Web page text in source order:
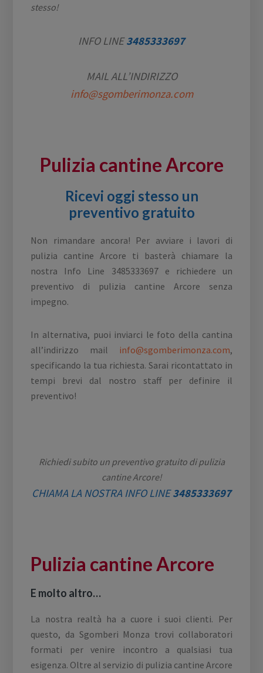
stesso!
INFO LINE3485333697
MAIL ALL’INDIRIZZO
info@sgomberimonza.com
Pulizia cantine Arcore
Ricevi oggi stesso un
preventivo gratuito
Non rimandare ancora! Per avviare i lavori di
pulizia cantine Arcore ti basterà chiamare la
nostra Info Line 3485333697 e richiedere un
preventivo di pulizia cantine Arcore senza
impegno.
In alternativa, puoi inviarci le foto della cantina
all’indirizzo mail info@sgomberimonza.com,
specificando la tua richiesta. Sarai ricontattato in
tempi brevi dal nostro staff per definire il
preventivo!
Richiedi subito un preventivo gratuito di pulizia
cantine Arcore!
CHIAMA LA NOSTRA INFO LINE3485333697
Pulizia cantine Arcore
E molto altro…
La nostra realtà ha a cuore i suoi clienti. Per
questo, da Sgomberi Monza trovi collaboratori
formati per venire incontro a qualsiasi tua
esigenza. Oltre al servizio di pulizia cantine Arcore